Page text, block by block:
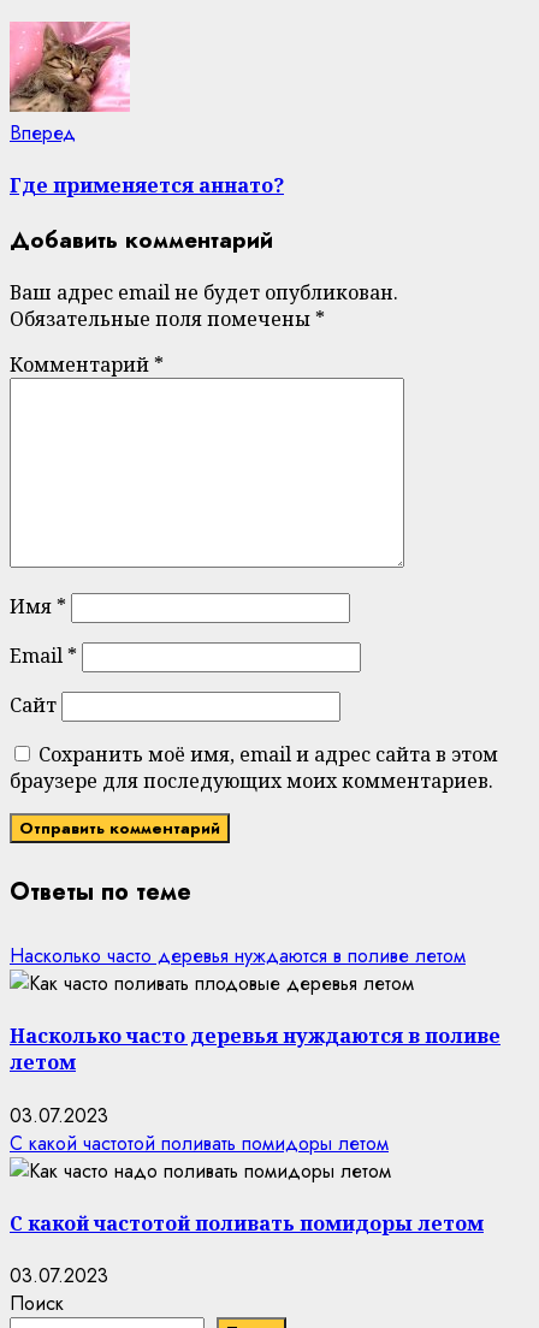
Вперед
Где применяется аннато?
Добавить комментарий
Ваш адрес email не будет опубликован.
Обязательные поля помечены *
Комментарий *
Имя *
Email *
Сайт
Сохранить моё имя, email и адрес сайта в этом
браузере для последующих моих комментариев.
Ответы по теме
Насколько часто деревья нуждаются в поливе летом
Насколько часто деревья нуждаются в поливе
летом
03.07.2023
С какой частотой поливать помидоры летом
С какой частотой поливать помидоры летом
03.07.2023
Поиск